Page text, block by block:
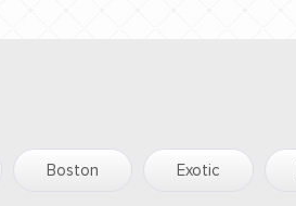
Boston Exotic